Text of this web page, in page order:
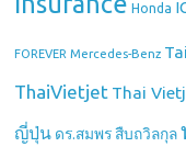
Honda
FOREVER Mercedes-Benz
ThaiVietjet Thai
ญี่ปุ่น ดร.สมพร สืบถวิลกุล